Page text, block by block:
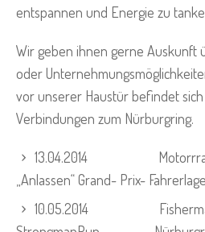
entspannen und Energie zu
Wir geben ihnen gerne Auskunft
oder
vor unserer Haustür befindet
Verbindungen zum Nürburgring.
13.04.2014
„Anlassen“ Grand- Prix-
10.05.2014